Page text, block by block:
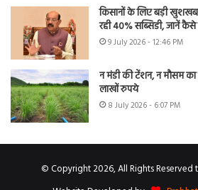
किसानों के लिए बड़ी
रही 40% सब्सिडी, जानें
9 July 2026 - 12:46 PM
न मंडी की टेंशन, न मौसम
लाखों रुपये
8 July 2026 - 6:07 PM
© Copyright 2026, All Rights Reserved